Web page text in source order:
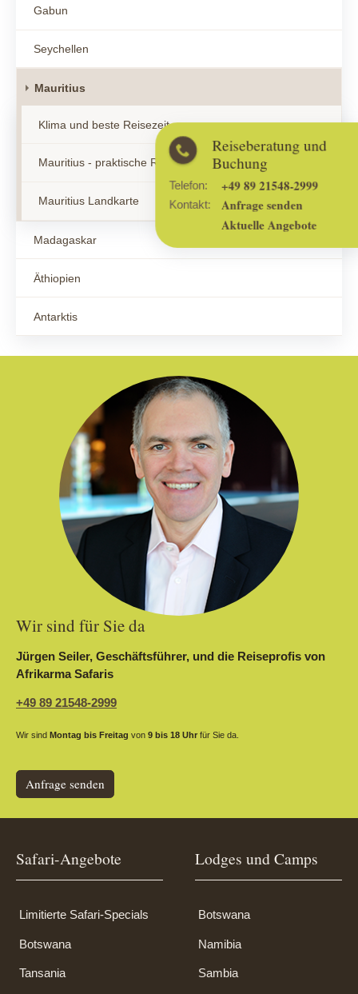
Reiseberatung und
Buchung
Telefon: +49 89 21548-2999
Kontakt:
Anfrage senden
Aktuelle Angebote
Gabun
Seychellen
Mauritius
Klima und beste Reisezeit
Mauritius - praktische Reisetipps
Mauritius Landkarte
Madagaskar
Äthiopien
Antarktis
Wir sind für Sie da
Jürgen Seiler, Geschäftsführer, und die Reiseprofis von
Afrikarma Safaris
+49 89 21548-2999
Wir sind Montag bis Freitag von 9 bis 18 Uhr für Sie da.
Anfrage senden
Safari-Angebote
Limitierte Safari-Specials
Botswana
Tansania
Lodges und Camps
Botswana
Namibia
Sambia